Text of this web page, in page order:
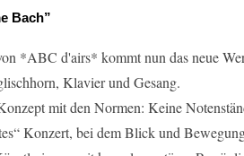
Bach”
*ABC d'airs* kommt nun das neue
Klavier und Gesang.
mit den Normen: Keine
Konzert, bei dem Blick und